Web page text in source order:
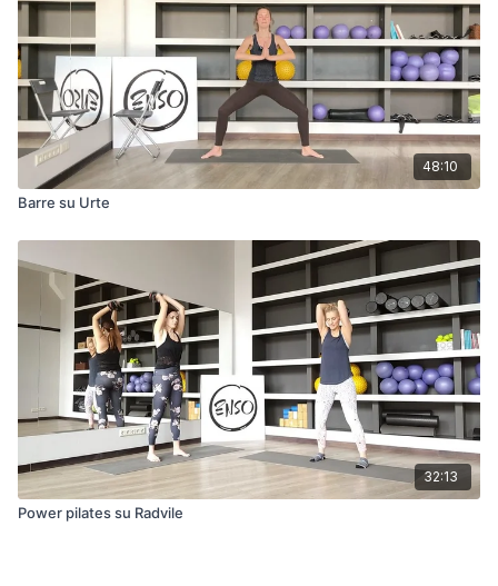
48:10
Barre su Urte
32:13
Power pilates su Radvile